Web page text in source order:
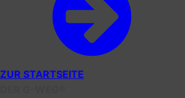
ZUR STARTSEITE